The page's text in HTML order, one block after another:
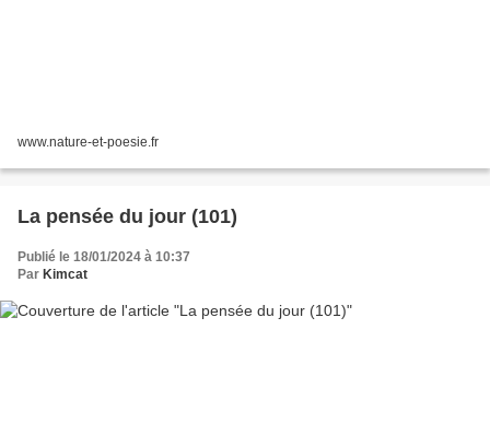
www.nature-et-poesie.fr
La pensée du jour (101)
Publié le 18/01/2024 à 10:37
Par Kimcat